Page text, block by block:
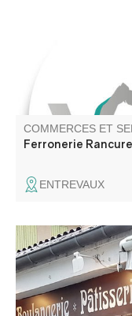
COMMERCES ET
Ferronerie
ENTREVAUX
Boulangerie-